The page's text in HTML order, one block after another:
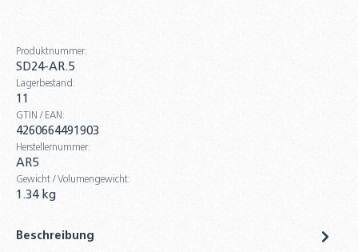
Adapter für Ausdehnungsgefäße
Ersatzmembran für Trinkwasser-
Ausdehnungsgefäß 8 - 35 Liter von
AquaSystem
Wandhalterung für Ausdehnungsgefäße
21,90 €
Produktnummer:
SD24-AR.5
Lagerbestand:
11
GTIN / EAN:
4260664491903
Herstellernummer:
AR5
Gewicht / Volumengewicht:
1.34 kg
Beschreibung